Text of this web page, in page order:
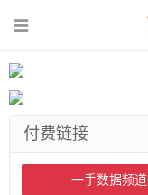
付费链接
一手数据频道